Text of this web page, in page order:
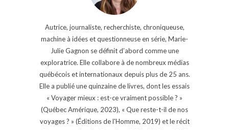
Autrice, journaliste, recherchiste, chroniqueuse,
machine à idées et questionneuse en série, Marie-
Julie Gagnon se définit d’abord comme une
exploratrice. Elle collabore à de nombreux médias
québécois et internationaux depuis plus de 25 ans.
Elle a publié une quinzaine de livres, dont les essais
« Voyager mieux : est-ce vraiment possible ? »
(Québec Amérique, 2023), « Que reste-t-il de nos
voyages ? » (Éditions de l'Homme, 2019) et le récit